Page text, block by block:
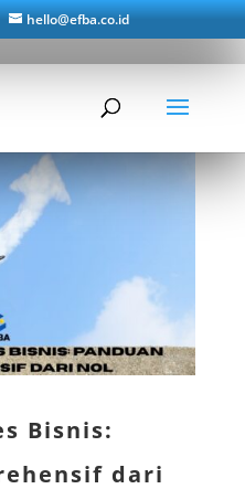
hello@efba.co.id
Bisnis:
dari